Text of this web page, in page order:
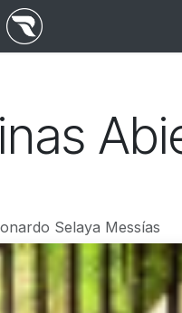
Selaya Messías